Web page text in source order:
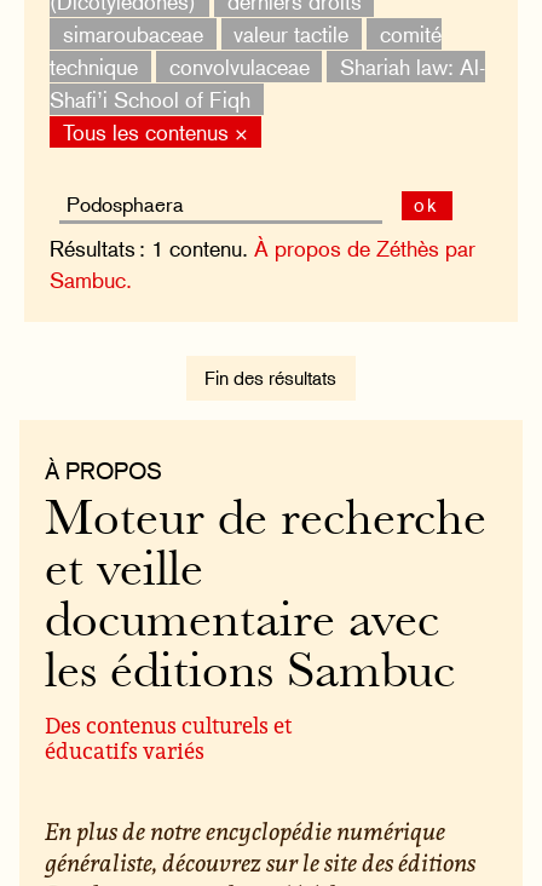
simaroubaceae
valeur tactile
comité
technique
convolvulaceae
Shariah law: Al-
Shafi’i School of Fiqh
Tous les contenus ×
ok
Résultats : 1 contenu.À propos de Zéthès par
Sambuc.
Fin des résultats
À PROPOS
Moteur de recherche
et veille
documentaire avec
les éditions Sambuc
Des contenus culturels et
éducatifs variés
En plus de notre encyclopédie numérique
généraliste, découvrez sur le site des éditions